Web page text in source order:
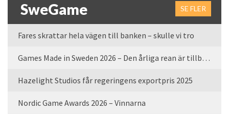
SweGame SE FLER
Fares skrattar hela vägen till banken – skulle vi tro
Games Made in Sweden 2026 – Den årliga rean är tillbaka
Hazelight Studios får regeringens exportpris 2025
Nordic Game Awards 2026 – Vinnarna